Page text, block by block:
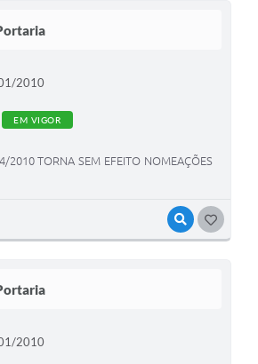
VISUALIZAR
2010
EM VIGOR
2010 TORNA SEM EFEITO NOMEAÇÕES
2010